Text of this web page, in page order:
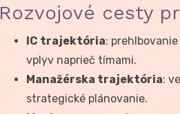
Rozvojové cesty
IC trajektória:
vplyv naprieč tímami.
Manažérska trajektória:
strategické plánovanie.